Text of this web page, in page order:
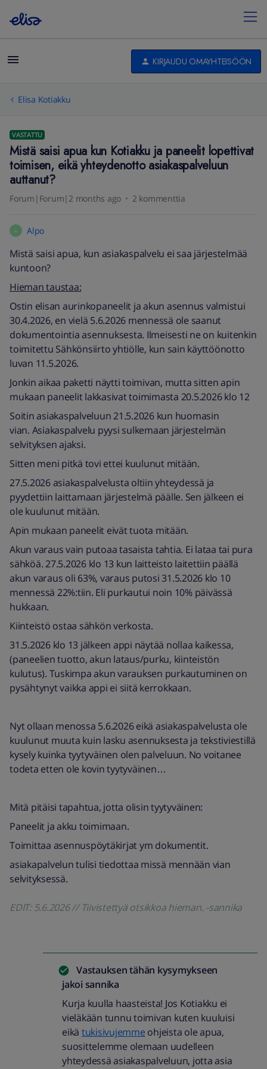
KIRJAUDU OMAYHTEISÖÖN
Elisa Kotiakku
VASTATTU
Mistä saisi apua kun Kotiakku ja paneelit lopettivat
toimisen, eikä yhteydenotto asiakaspalveluun
auttanut?
Forum|Forum|2 months ago 2 kommenttia
A Alpo
Mistä saisi apua, kun asiakaspalvelu ei saa järjestelmää
kuntoon?
Hieman taustaa:
Ostin elisan aurinkopaneelit ja akun asennus valmistui
30.4.2026, en vielä 5.6.2026 mennessä ole saanut
dokumentointia asennuksesta. Ilmeisesti ne on kuitenkin
toimitettu Sähkönsiirto yhtiölle, kun sain käyttöönotto
luvan 11.5.2026.
Jonkin aikaa paketti näytti toimivan, mutta sitten apin
mukaan paneelit lakkasivat toimimasta 20.5.2026 klo 12
Soitin asiakaspalveluun 21.5.2026 kun huomasin
vian. Asiakaspalvelu pyysi sulkemaan järjestelmän
selvityksen ajaksi.
Sitten meni pitkä tovi ettei kuulunut mitään.
27.5.2026 asiakaspalvelusta oltiin yhteydessä ja
pyydettiin laittamaan järjestelmä päälle. Sen jälkeen ei
ole kuulunut mitään.
Apin mukaan paneelit eivät tuota mitään.
Akun varaus vain putoaa tasaista tahtia. Ei lataa tai pura
sähköä. 27.5.2026 klo 13 kun laitteisto laitettiin päällä
akun varaus oli 63%, varaus putosi 31.5.2026 klo 10
mennessä 22%:tiin. Eli purkautui noin 10% päivässä
hukkaan.
Kiinteistö ostaa sähkön verkosta.
31.5.2026 klo 13 jälkeen appi näytää nollaa kaikessa,
(paneelien tuotto, akun lataus/purku, kiinteistön
kulutus). Tuskimpa akun varauksen purkautuminen on
pysähtynyt vaikka appi ei siitä kerrokkaan.
Nyt ollaan menossa 5.6.2026 eikä asiakaspalvelusta ole
kuulunut muuta kuin lasku asennuksesta ja tekstiviestillä
kysely kuinka tyytyväinen olen palveluun. No voitanee
todeta etten ole kovin tyytyväinen…
Mitä pitäisi tapahtua, jotta olisin tyytyväinen:
Paneelit ja akku toimimaan.
Toimittaa asennuspöytäkirjat ym dokumentit.
asiakapalvelun tulisi tiedottaa missä mennään vian
selvityksessä.
EDIT: 5.6.2026 // Tiivistettyä otsikkoa hieman. -sannika
Vastauksen tähän kysymykseen
jakoi sannika
Kurja kuulla haasteista! Jos Kotiakku ei
vieläkään tunnu toimivan kuten kuuluisi
eikä tukisivujemme ohjeista ole apua,
suosittelemme olemaan uudelleen
yhteydessä asiakaspalveluun, jotta asia